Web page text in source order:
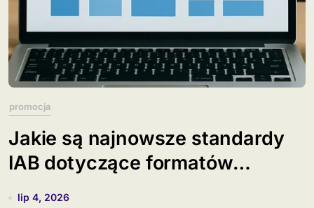
promocja
Jakie są najnowsze standardy
IAB dotyczące formatów
banerów?
lip 4, 2026